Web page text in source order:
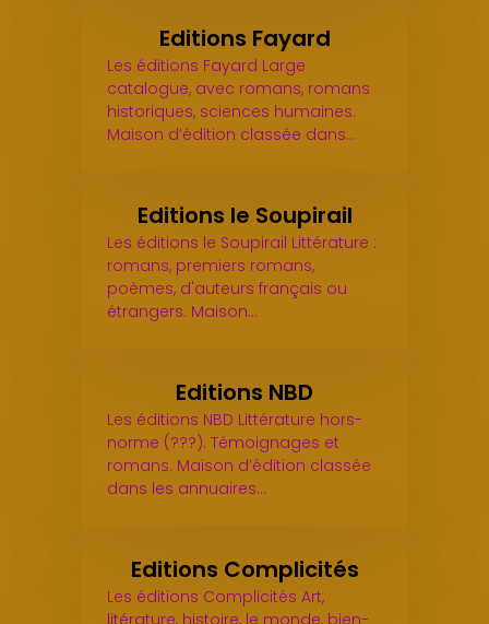
Editions Fayard
Les éditions Fayard Large
catalogue, avec romans, romans
historiques, sciences humaines.
Maison d’édition classée dans…
Editions le Soupirail
Les éditions le Soupirail Littérature :
romans, premiers romans,
poèmes, d'auteurs français ou
étrangers. Maison…
Editions NBD
Les éditions NBD Littérature hors-
norme (???). Témoignages et
romans. Maison d’édition classée
dans les annuaires…
Editions Complicités
Les éditions Complicités Art,
litérature, histoire, le monde, bien-